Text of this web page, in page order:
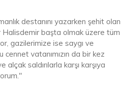
destanını yazarken şehit olan
Halisdemir başta olmak üzere tüm
gazilerimize ise saygı ve
cennet vatanımızın da bir kez
saldırılarla karşı karşıya